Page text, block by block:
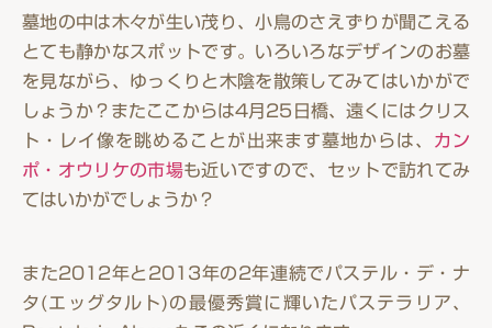
墓地の中は木々が生い茂り、小鳥のさえずりが聞こえる
とても静かなスポットです。いろいろなデザインのお墓
を見ながら、ゆっくりと木陰を散策してみてはいかがで
しょうか？またここからは4月25日橋、遠くにはクリス
ト・レイ像を眺めることが出来ます墓地からは、 カン
ポ・オウリケの市場も近いですので、セットで訪れてみ
てはいかがでしょうか？
また2012年と2013年の2年連続でパステル・デ・ナ
タ(エッグタルト)の最優秀賞に輝いたパステラリア、